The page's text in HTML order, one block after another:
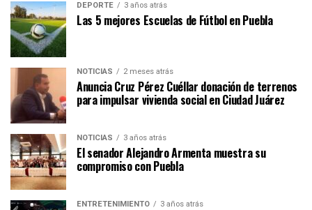
DEPORTE 3 años atrás
Las 5 mejores Escuelas de Fútbol en Puebla
NOTICIAS 2 meses atrás
Anuncia Cruz Pérez Cuéllar donación de terrenos
para impulsar vivienda social en Ciudad Juárez
NOTICIAS 3 años atrás
El senador Alejandro Armenta muestra su
compromiso con Puebla
ENTRETENIMIENTO 3 años atrás